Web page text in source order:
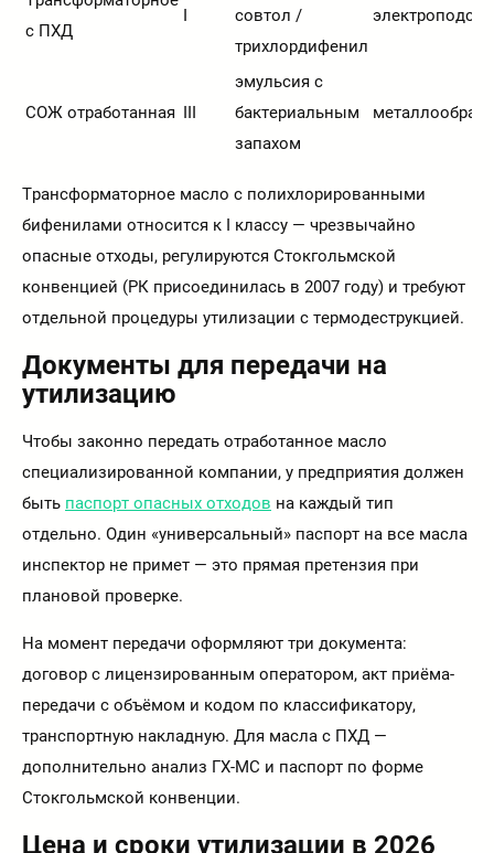
с ПХД
I
совтол /
трихлордифенил
СОЖ отработанная III
эмульсия с
бактериальным
запахом
Трансформаторное масло с полихлорированными
бифенилами относится к I классу — чрезвычайно
опасные отходы, регулируются Стокгольмской
конвенцией (РК присоединилась в 2007 году) и требуют
отдельной процедуры утилизации с термодеструкцией.
Документы для передачи на
утилизацию
Чтобы законно передать отработанное масло
специализированной компании, у предприятия должен
быть паспорт опасных отходов на каждый тип
отдельно. Один «универсальный» паспорт на все масла
инспектор не примет — это прямая претензия при
плановой проверке.
На момент передачи оформляют три документа:
договор с лицензированным оператором, акт приёма-
передачи с объёмом и кодом по классификатору,
транспортную накладную. Для масла с ПХД —
дополнительно анализ ГХ-МС и паспорт по форме
Стокгольмской конвенции.
Цена и сроки утилизации в 2026